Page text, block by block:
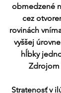
obmedzené
cez
rovinách
vyššej
hĺbky
Zdrojom
Stratenosť v